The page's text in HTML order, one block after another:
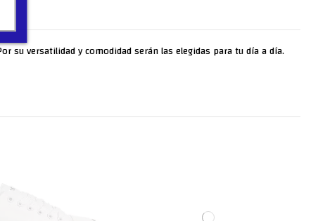
versatilidad y comodidad serán las elegidas para tu día a día.